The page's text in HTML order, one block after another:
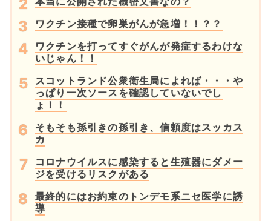
ワクチン接種で卵巣がんが急増！！？？
ワクチンを打ってすぐがんが発症するわけな
いじゃん！！
スコットランド公衆衛生局によれば・・・や
っぱり一次ソースを確認していないでし
ょ！！
そもそも孫引きの孫引き、信頼度はスッカス
カ
コロナウイルスに感染すると生殖器にダメー
ジを受けるリスクがある
最終的にはお約束のトンデモ系ニセ医学に誘
導